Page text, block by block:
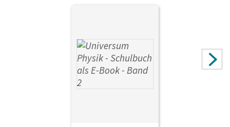
Ronellenfitsch, Stefan; Kasper, Lutz; Brand, Ruben; Hasler,